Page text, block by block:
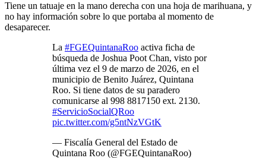
Tiene un tatuaje en la mano derecha con una hoja de marihuana, y
no hay información sobre lo que portaba al momento de
desaparecer.
La #FGEQuintanaRoo activa ficha de
búsqueda de Joshua Poot Chan, visto por
última vez el 9 de marzo de 2026, en el
municipio de Benito Juárez, Quintana
Roo. Si tiene datos de su paradero
comunicarse al 998 8817150 ext. 2130.
#ServicioSocialQRoo
pic.twitter.com/g5ntNzVGtK
— Fiscalía General del Estado de
Quintana Roo (@FGEQuintanaRoo)